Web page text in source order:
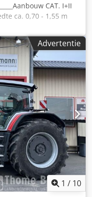
CAT. I+II
ca. 0,70 - 1,55 m
1,68 m
2,96 m Aantal
per arm 4 Banden
Speciale uitrusting
pk 20/27 Benodigde
rotor
540 Aandrijfas met
Aandrijfasprofiel 1
uitrusting
ca. 520 kg Speciale
met LED-verlichting
8 Intern nummer
€6.900,00
niet opgegeven
Advertentie
1 / 10